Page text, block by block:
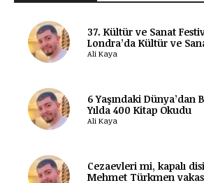
37. Kültür ve Sanat
Londra’da Kültür ve
Ali Kaya
6 Yaşındaki Dünya’dan
Yılda 400 Kitap Okudu
Ali Kaya
Cezaevleri mi, kapalı
Mehmet Türkmen